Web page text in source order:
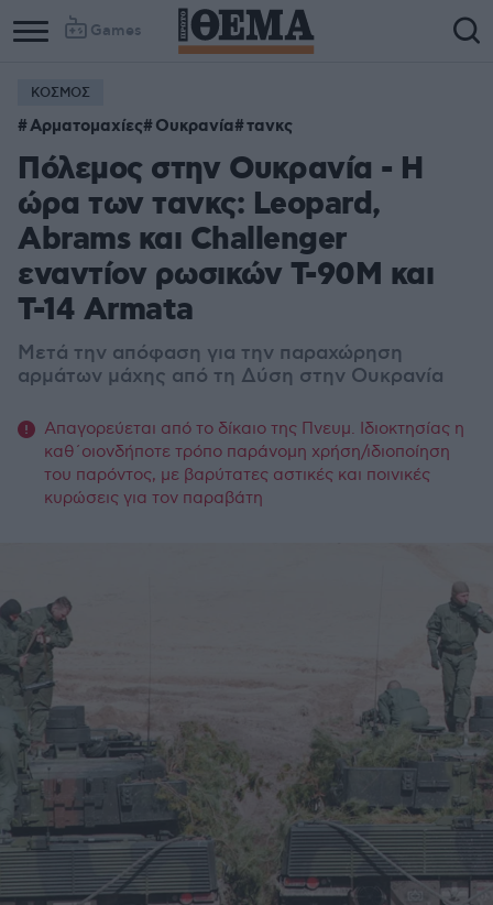
Games
Column
1
Column
2
ΚΟΣΜΟΣ
Αρματομαχίες Ουκρανία τανκς
Πόλεμος στην Ουκρανία - Η
ώρα των τανκς: Leopard,
Abrams και Challenger
εναντίον ρωσικών Τ-90Μ και
Τ-14 Armata
Μετά την απόφαση για την παραχώρηση
αρμάτων μάχης από τη Δύση στην Ουκρανία
Απαγορεύεται από το δίκαιο της Πνευμ. Ιδιοκτησίας η
καθ΄οιονδήποτε τρόπο παράνομη χρήση/ιδιοποίηση
του παρόντος, με βαρύτατες αστικές και ποινικές
κυρώσεις για τον παραβάτη